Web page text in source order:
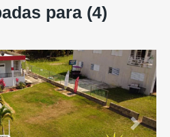
para (4)
Next